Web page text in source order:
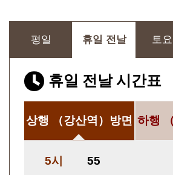
평일 휴일 전날 토
휴일 전날 시간표
상행 （강산역）방면 하행
5시 55